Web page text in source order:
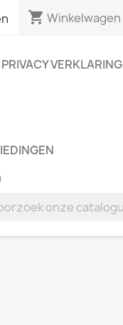
shopping_cart Winkelwagen
PRIVACY VERKLARING